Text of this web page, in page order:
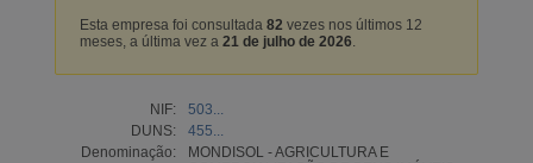
Esta empresa foi consultada 82 vezes nos últimos 12
meses, a última vez a 21 de julho de 2026.
NIF:
503...
DUNS:
455...
Denominação:
MONDISOL - AGRICULTURA E